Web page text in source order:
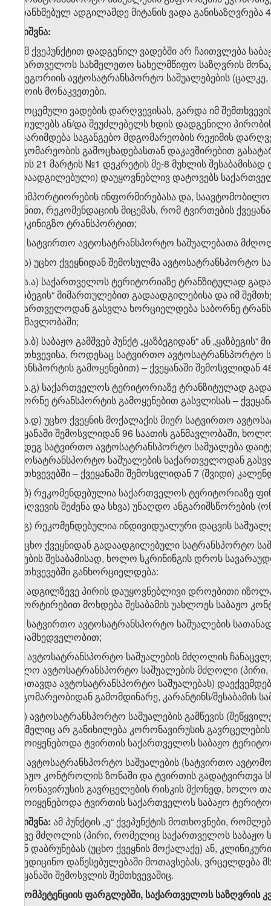
შეთანხმებულ ადგილამდე მიტანის ვადა განისაზღვრება
შენიშვნა:
1. ამ ქვეპუნქტით დადგენილ ვადებში არ ჩაითვლება
საქართველოს სახმელეთო სახელმწიფო საზღვრის
კატეგორიის ავტოსატრანსპორტო საშუალებების
დროის მონაკვეთები.
2. მოცემული ვადების დარღვევისას, გარდა იმ
ართულებს ან/და შეუძლებელს ხდის დადგენილი
დაჯარიმდება საგანგებო მდგომარეობის რეჟიმის
მდგომარეობის გამოცხადებასთან დაკავშირებით
წლის 21 მარტის №1 დეკრეტის მე-8 მუხლის
გადაადგილებული) დაუყოვნებლივ დატოვებს
დ) იმპორტიორების ინფორმირებასა და, საავტომობილო
მიზნით, რეკომენდაციის მიცემას, რომ ტვირთების
სარკინიგზო ტრანსპორტით;
) სატვირთო ავტოსატრანსპორტო საშუალებათა
.ა) უცხო ქვეყნიდან შემოსულმა
.ა.ა) საქართველოს ტერიტორიაზე ტრანზიტულად
„ყაზბეგის“ მიმართულებით გადაადგილებისა და იმ
საქართველოდან გასვლა ხორციელდება საბორნე
განმავლობაში;
.ა.ბ) საბაჟო გამშვებ პუნქტ „ყაზბეგიდან“ ან
შემთხვევისა, როდესაც სატვირთო
ტრანსპორტის გამოყენებით) – ქვეყანაში შემოსვლიდან
.ა.გ) საქართველოს ტერიტორიაზე ტრანზიტულად
საბორნე ტრანსპორტის გამოყენებით გასვლისას –
.ა.დ) უცხო ქვეყნის მოქალაქის მიერ სატვირთო
ქვეყანაში შემოსვლიდან 96 საათის განმავლობაში,
შემდეგ სატვირთო ავტოსატრანსპორტო საშუალება
ავტოსატრანსპორტო საშუალების საქართველოდან
შემთხვევებში – ქვეყანაში შემოსვლიდან 7 (შვიდი)
.ბ) რეკომენდებულია საქართველოს ტერიტორიაზე
დაზღვევის შეძენა და სხვა) უნაღდო ანგარიშსწორების
.გ) რეკომენდებულია ინდივიდუალური დაცვის
ე) უცხო ქვეყნიდან გადაადგილებული სატრანსპორტო
წესების შესაბამისად, ხოლო სკრინინგის დროს
შემთხვევებში განხორციელდება:
ე.ა) ადგილზევე პირის დაუყოვნებლივი დროებითი
ესკორტირებით მოხდება შესაბამის უახლოეს საბაჟო
ე.ბ) სატვირთო ავტოსატრანსპორტო საშუალების
ზედამხედველობით;
ე.გ) ავტოსატრანსპორტო საშუალების მძღოლის
ხოლო ავტოსატრანსპორტო საშუალების მძღოლი
მართავდა ავტოსატრანსპორტო საშუალებას)
მდგომარეობიდან გამომდინარე, კარანტინს/შესაბამის
ე.დ) ავტოსატრანსპორტო საშუალების გამწევის
რომელიც არ განიხილება კორონავირუსის
გამოიყენებოდა ტვირთის საქართველოს საბაჟო
ე.ე) ავტოსატრანსპორტო საშუალების (სატვირთო
საბაჟო კონტროლის ზონაში და ტვირთის გადატვირთვა
კორონავირუსის გავრცელების რისკის მქონედ, ხოლო
გამოიყენებოდა ტვირთის საქართველოს საბაჟო
შენიშვნა: ამ პუნქტის „ე“ ქვეპუნქტის მოთხოვნები,
ასევე მძღოლის (პირი, რომელიც საქართველოს
უკან დაბრუნებას (უცხო ქვეყნის მოქალაქე) ან,
სამედიცინო დაწესებულებაში მოთავსებას, ვრცელდება
ქვეყანაში შემოსვლის შემთხვევაშიც.
კომპეტენციისფარგლებში, საქართველოს საზღვრის